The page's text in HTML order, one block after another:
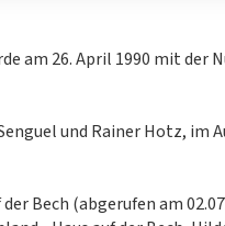
am 26. April 1990 mit
und Rainer Hotz, im
der Bech (abgerufen am